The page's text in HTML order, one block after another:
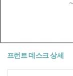
프런트 데스크 상세